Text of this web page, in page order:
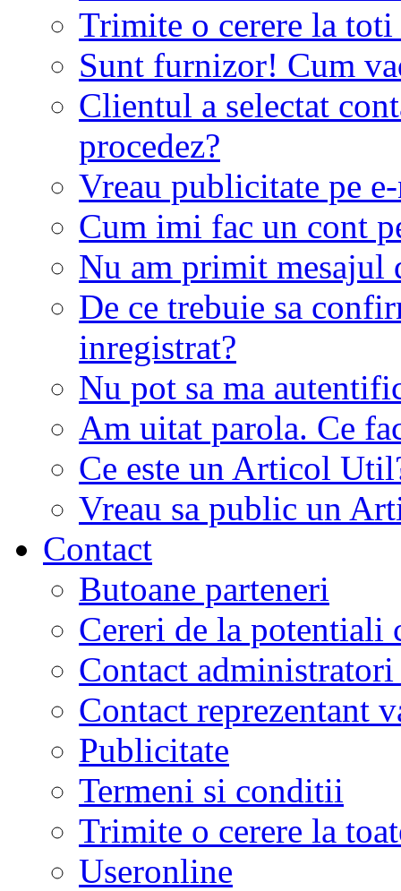
Trimite o cerere la
Sunt furnizor! Cum
Clientul a selectat
procedez?
Vreau publicitate pe
Cum imi fac un cont
Nu am primit mesajul
De ce trebuie sa
inregistrat?
Nu pot sa ma
Am uitat parola. Ce
Ce este un Articol
Vreau sa public un
Contact
Butoane parteneri
Cereri de la potentiali
Contact
Contact reprezentant
Publicitate
Termeni si conditii
Trimite o cerere la
Useronline